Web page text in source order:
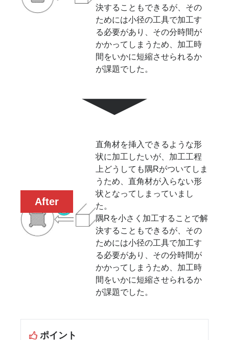
決することもできるが、その
ためには小径の工具で加工す
る必要があり、その分時間が
かかってしまうため、加工時
間をいかに短縮させられるか
が課題でした。
After
直角材を挿入できるような形
状に加工したいが、加工工程
上どうしても隅Rがついてしま
うため、直角材が入らない形
状となってしまっていまし
た。
隅Rを小さく加工することで解
決することもできるが、その
ためには小径の工具で加工す
る必要があり、その分時間が
かかってしまうため、加工時
間をいかに短縮させられるか
が課題でした。
ポイント